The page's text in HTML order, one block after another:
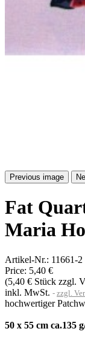
Previous image
Fat
Maria
Artikel-Nr.: 11661-2
Price: 5,40 €
(5,40 € Stück zzgl.
inkl. MwSt.
zzgl.
hochwertiger
50 x 55 cm ca.135